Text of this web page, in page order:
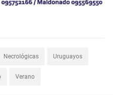
Necrológicas Uruguayos
Verano